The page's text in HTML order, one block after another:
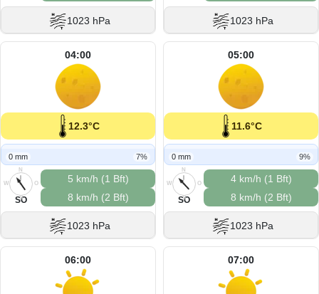
1023 hPa 1023 hPa
04:00
12.3°C
0 mm 7%
N
O
S
W
SO
5 km/h (1 Bft)
8 km/h (2 Bft)
1023 hPa
05:00
11.6°C
0 mm 9%
N
O
S
W
SO
4 km/h (1 Bft)
8 km/h (2 Bft)
1023 hPa
06:00 07:00